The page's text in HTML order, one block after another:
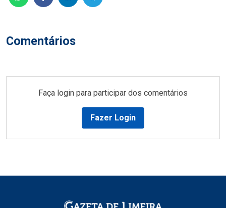
Comentários
Faça login para participar dos comentários
Fazer Login